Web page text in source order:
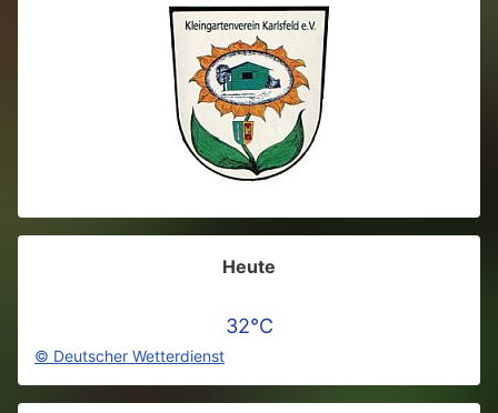
Heute
32°C
© Deutscher Wetterdienst